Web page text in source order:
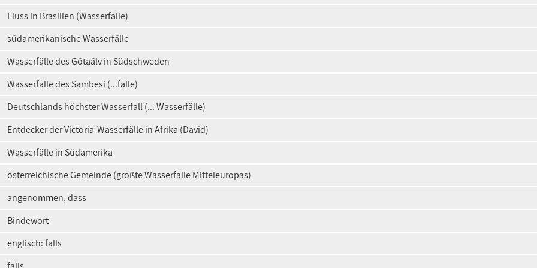
Fluss in Brasilien (Wasserfälle)
südamerikanische Wasserfälle
Wasserfälle des Götaälv in Südschweden
Wasserfälle des Sambesi (...fälle)
Deutschlands höchster Wasserfall (... Wasserfälle)
Entdecker der Victoria-Wasserfälle in Afrika (David)
Wasserfälle in Südamerika
österreichische Gemeinde (größte Wasserfälle Mitteleuropas)
angenommen, dass
Bindewort
englisch: falls